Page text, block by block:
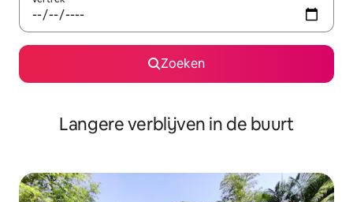
Zoeken
Langere verblijven in de buurt